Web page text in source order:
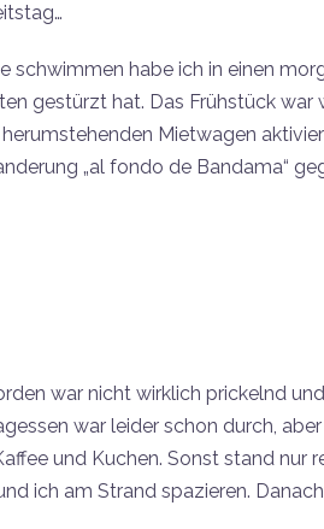
schwimmen habe ich in einen
gestürzt hat. Das Frühstück
Mietwagen
„al fondo de Bandama“
war nicht wirklich prickelnd
war leider schon durch,
und Kuchen. Sonst stand nur
ich am Strand spazieren.